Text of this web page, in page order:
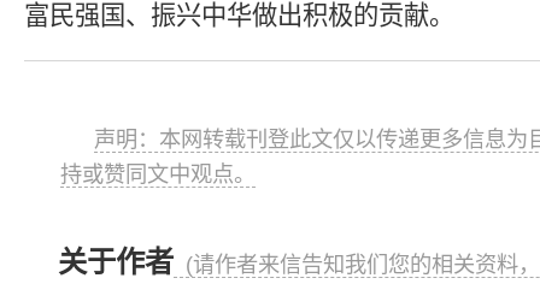
富民强国、振兴中华做出积极的贡献。
声明：本网转载刊登此文仅以传递更多信息为
持或赞同文中观点。
关于作者 (请作者来信告知我们您的相关资料，